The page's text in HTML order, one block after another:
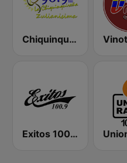
Chiquinquireña
Exitos 100.9